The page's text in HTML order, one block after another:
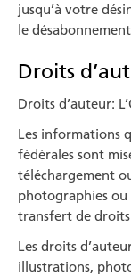
jusqu’à votre
le
Droits
Droits d’auteur:
Les informations
fédérales sont
téléchargement
photographies ou
transfert de droits
Les droits
illustra­tions,